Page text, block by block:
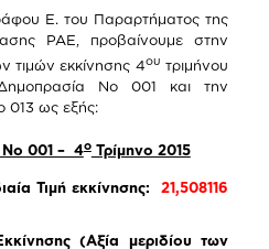
Ε. του Παραρτήματος της
ΡΑΕ, προβαίνουμε στην
τιμών εκκίνησης 4ου τριμήνου
Νο 001 και την
013 ως εξής:
Νο 001 – 4οΤρίμηνο 2015
Τιμή εκκίνησης: 21,508116
(Αξία μεριδίου των